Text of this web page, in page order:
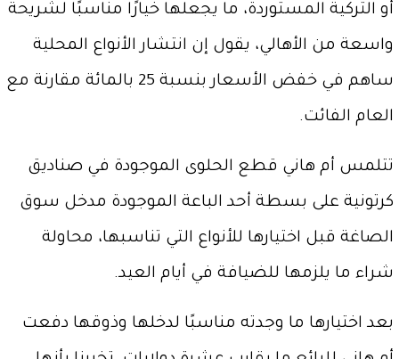
أو التركية المستوردة، ما يجعلها خيارًا مناسبًا لشريحة
واسعة من الأهالي، يقول إن انتشار الأنواع المحلية
ساهم في خفض الأسعار بنسبة 25 بالمائة مقارنة مع
العام الفائت.
تتلمس أم هاني قطع الحلوى الموجودة في صناديق
كرتونية على بسطة أحد الباعة الموجودة مدخل سوق
الصاغة قبل اختيارها للأنواع التي تناسبها، محاولة
شراء ما يلزمها للضيافة في أيام العيد.
بعد اختيارها ما وجدته مناسبًا لدخلها وذوقها دفعت